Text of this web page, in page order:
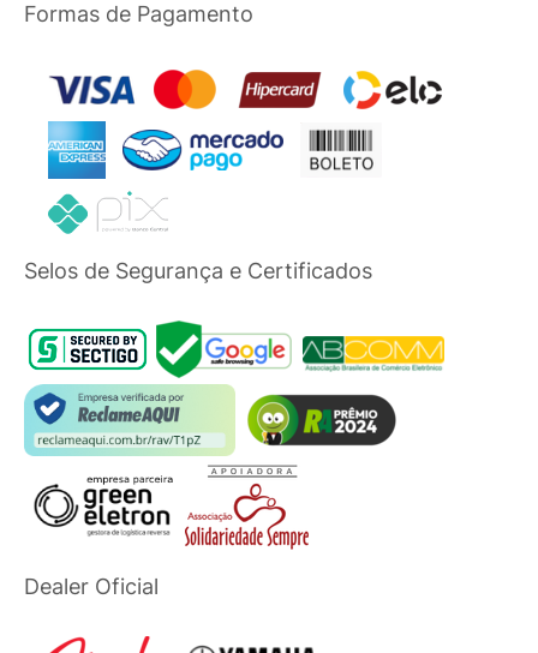
Formas de Pagamento
Selos de Segurança e Certificados
Dealer Oficial